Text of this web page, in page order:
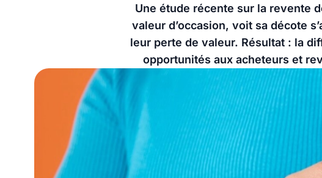
Une étude récente sur la revente
valeur d’occasion, voit sa décote
leur perte de valeur. Résultat : la
opportunités aux acheteurs et